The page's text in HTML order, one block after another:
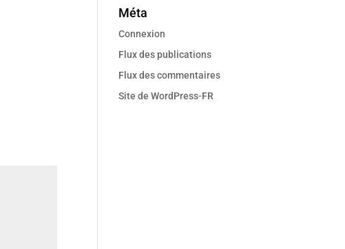
Méta
Connexion
Flux des publications
Flux des commentaires
Site de WordPress-FR